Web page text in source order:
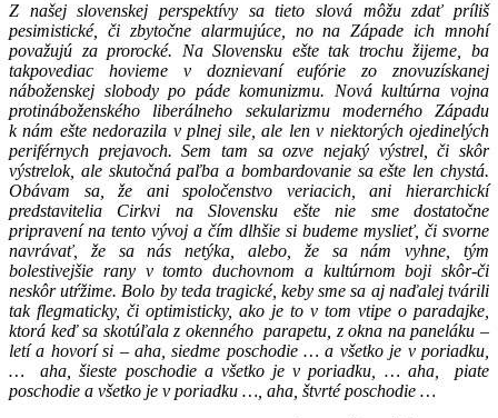
Z našej slovenskej perspektívy sa tieto slová môžu zdať príliš
pesimistické, či zbytočne alarmujúce, no na Západe ich mnohí
považujú za prorocké. Na Slovensku ešte tak trochu žijeme, ba
takpovediac hovieme v doznievaní eufórie zo znovuzískanej
náboženskej slobody po páde komunizmu. Nová kultúrna vojna
protináboženského liberálneho sekularizmu moderného Západu
k nám ešte nedorazila v plnej sile, ale len v niektorých ojedinelých
periférnych prejavoch. Sem tam sa ozve nejaký výstrel, či skôr
výstrelok, ale skutočná paľba a bombardovanie sa ešte len chystá.
Obávam sa, že ani spoločenstvo veriacich, ani hierarchickí
predstavitelia Cirkvi na Slovensku ešte nie sme dostatočne
pripravení na tento vývoj a čím dlhšie si budeme myslieť, či svorne
navrávať, že sa nás netýka, alebo, že sa nám vyhne, tým
bolestivejšie rany v tomto duchovnom a kultúrnom boji skôr-či
neskôr utŕžime. Bolo by teda tragické, keby sme sa aj naďalej tvárili
tak flegmaticky, či optimisticky, ako je to v tom vtipe o paradajke,
ktorá keď sa skotúľala z okenného parapetu, z okna na paneláku –
letí a hovorí si – aha, siedme poschodie … a všetko je v poriadku,
… aha, šieste poschodie a všetko je v poriadku, … aha, piate
poschodie a všetko je v poriadku …, aha, štvrté poschodie …